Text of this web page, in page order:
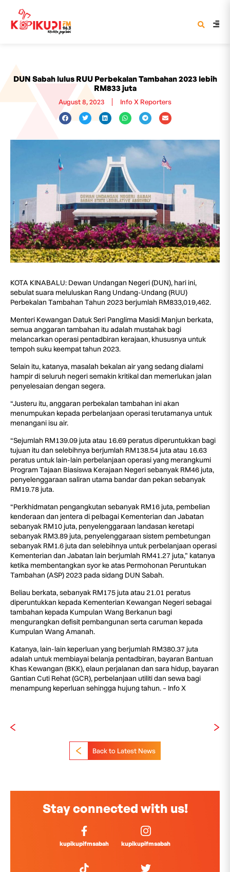
DUN Sabah lulus RUU Perbekalan Tambahan 2023 lebih
RM833 juta
August 8, 2023 Info X Reporters
KOTA KINABALU: Dewan Undangan Negeri (DUN), hari ini,
sebulat suara meluluskan Rang Undang-Undang (RUU)
Perbekalan Tambahan Tahun 2023 berjumlah RM833,019,462.
Menteri Kewangan Datuk Seri Panglima Masidi Manjun berkata,
semua anggaran tambahan itu adalah mustahak bagi
melancarkan operasi pentadbiran kerajaan, khususnya untuk
tempoh suku keempat tahun 2023.
Selain itu, katanya, masalah bekalan air yang sedang dialami
hampir di seluruh negeri semakin kritikal dan memerlukan jalan
penyelesaian dengan segera.
“Justeru itu, anggaran perbekalan tambahan ini akan
menumpukan kepada perbelanjaan operasi terutamanya untuk
menangani isu air.
“Sejumlah RM139.09 juta atau 16.69 peratus diperuntukkan bagi
tujuan itu dan selebihnya berjumlah RM138.54 juta atau 16.63
peratus untuk lain-lain perbelanjaan operasi yang merangkumi
Program Tajaan Biasiswa Kerajaan Negeri sebanyak RM46 juta,
penyelenggaraan saliran utama bandar dan pekan sebanyak
RM19.78 juta.
“Perkhidmatan pengangkutan sebanyak RM16 juta, pembelian
kenderaan dan jentera di pelbagai Kementerian dan Jabatan
sebanyak RM10 juta, penyelenggaraan landasan keretapi
sebanyak RM3.89 juta, penyelenggaraan sistem pembetungan
sebanyak RM1.6 juta dan selebihnya untuk perbelanjaan operasi
Kementerian dan Jabatan lain berjumlah RM41.27 juta,” katanya
ketika membentangkan syor ke atas Permohonan Peruntukan
Tambahan (ASP) 2023 pada sidang DUN Sabah.
Beliau berkata, sebanyak RM175 juta atau 21.01 peratus
diperuntukkan kepada Kementerian Kewangan Negeri sebagai
tambahan kepada Kumpulan Wang Berkanun bagi
mengurangkan defisit pembangunan serta caruman kepada
Kumpulan Wang Amanah.
Katanya, lain-lain keperluan yang berjumlah RM380.37 juta
adalah untuk membiayai belanja pentadbiran, bayaran Bantuan
Khas Kewangan (BKK), elaun perjalanan dan sara hidup, bayaran
Gantian Cuti Rehat (GCR), perbelanjaan utiliti dan sewa bagi
menampung keperluan sehingga hujung tahun. – Info X
Back to Latest News
Stay connected with us!
kupikupifmsabah kupikupifmsabah